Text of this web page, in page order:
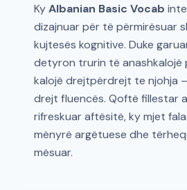
KyAlbanian Basic Vocab
dizajnuar për të përmirësuar
kujtesës kognitive. Duke
detyron trurin të anashkalojë
kalojë drejtpërdrejt te njohja
drejt fluencës. Qoftë fillestar
rifreskuar aftësitë, ky mjet
mënyrë argëtuese dhe
mësuar.